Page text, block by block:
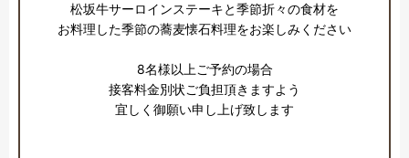
松坂牛サーロインステーキと季節折々の食材を
お料理した季節の蕎麦懐石料理をお楽しみください
8名様以上ご予約の場合
接客料金別状ご負担頂きますよう
宜しく御願い申し上げ致します